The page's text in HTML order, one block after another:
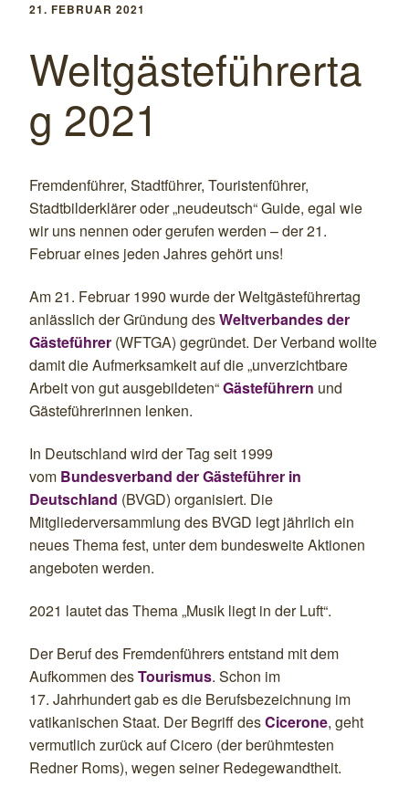
21. FEBRUAR 2021
Weltgästeführerta
g 2021
Fremdenführer, Stadtführer, Touristenführer,
Stadtbilderklärer oder „neudeutsch“ Guide, egal wie
wir uns nennen oder gerufen werden – der 21.
Februar eines jeden Jahres gehört uns!
Am 21. Februar 1990 wurde derWeltgästeführertag
anlässlich der Gründung desWeltverbandesder
Gästeführer (WFTGA) gegründet. Der Verband wollte
damit die Aufmerksamkeit auf die „unverzichtbare
Arbeit von gut ausgebildeten“Gästeführern und
Gästeführerinnen lenken.
In Deutschland wird der Tag seit 1999
vom Bundesverband der Gästeführer in
Deutschland (BVGD) organisiert. Die
Mitgliederversammlung des BVGD legt jährlich ein
neues Thema fest, unter dembundesweite Aktionen
angeboten werden.
2021 lautet das Thema „Musik liegt in der Luft“.
Der Beruf des Fremdenführers entstand mit dem
Aufkommen desTourismus. Schon im
17. Jahrhundert gab es die Berufsbezeichnung im
vatikanischen Staat. Der Begriff desCicerone, geht
vermutlich zurück auf Cicero (der berühmtesten
Redner Roms), wegen seiner Redegewandtheit.